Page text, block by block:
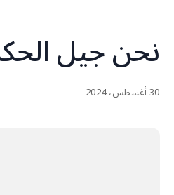
نحن جيل
30 أغسطس، 2024